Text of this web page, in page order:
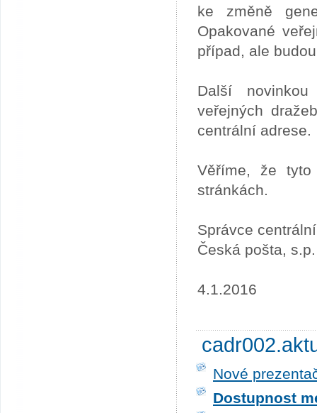
ke změně
Opakované
případ, ale
Další
veřejných
centrální adrese.
Věříme, že
stránkách.
Správce
Česká pošta, s.p.
4.1.2016
Nové
Dostupnost